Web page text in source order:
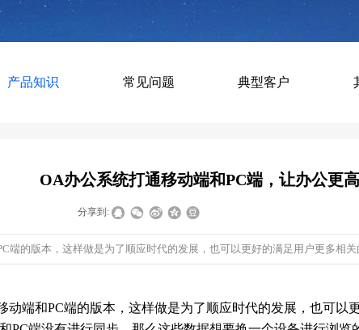
产品知识 常见问题 典型客户
OA办公系统打通移动端和PC端，让办公更
分享到:
端的版本，这样做是为了顺应时代的发展，也可以更好的满足用户更多相关
动端和PC端的版本，这样做是为了顺应时代的发展，也可以